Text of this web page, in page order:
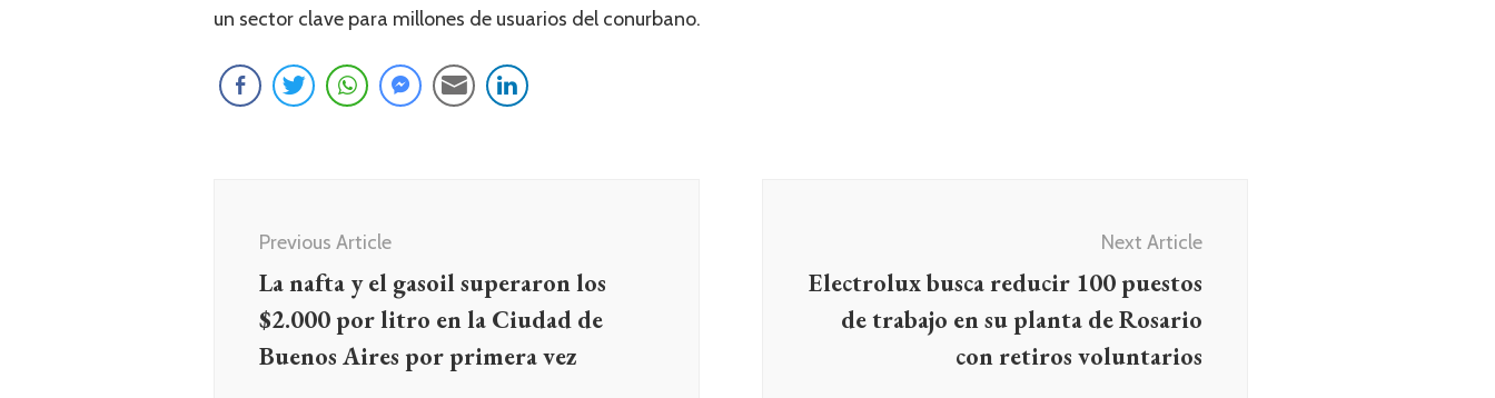
un sector clave para millones de usuarios del conurbano.
entradas
Previous Article
La nafta y el gasoil superaron los
$2.000 por litro en la Ciudad de
Buenos Aires por primera vez
Next Article
Electrolux busca reducir 100 puestos
de trabajo en su planta de Rosario
con retiros voluntarios